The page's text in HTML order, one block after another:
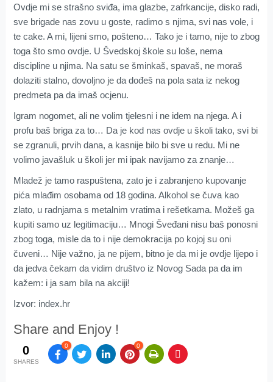
Ovdje mi se strašno sviđa, ima glazbe, zafrkancije, disko radi,
sve brigade nas zovu u goste, radimo s njima, svi nas vole, i
te cake. A mi, lijeni smo, pošteno… Tako je i tamo, nije to zbog
toga što smo ovdje. U Švedskoj škole su loše, nema
discipline u njima. Na satu se šminkaš, spavaš, ne moraš
dolaziti stalno, dovoljno je da dođeš na pola sata iz nekog
predmeta pa da imaš ocjenu.
Igram nogomet, ali ne volim tjelesni i ne idem na njega. A i
profu baš briga za to… Da je kod nas ovdje u školi tako, svi bi
se zgranuli, prvih dana, a kasnije bilo bi sve u redu. Mi ne
volimo javašluk u školi jer mi ipak navijamo za znanje…
Mladež je tamo raspuštena, zato je i zabranjeno kupovanje
pića mlađim osobama od 18 godina. Alkohol se čuva kao
zlato, u radnjama s metalnim vratima i rešetkama. Možeš ga
kupiti samo uz legitimaciju… Mnogi Šveđani nisu baš ponosni
zbog toga, misle da to i nije demokracija po kojoj su oni
čuveni… Nije važno, ja ne pijem, bitno je da mi je ovdje lijepo i
da jedva čekam da vidim društvo iz Novog Sada pa da im
kažem: i ja sam bila na akciji!
Izvor: index.hr
Share and Enjoy !
0
SHARES
0 0